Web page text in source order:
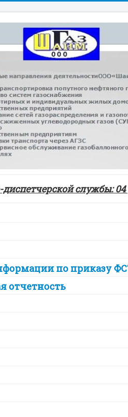
службы: 04
по приказу
отчетность